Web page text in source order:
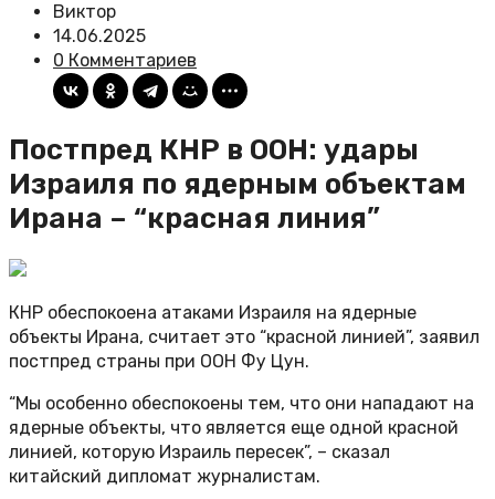
Виктор
14.06.2025
0 Комментариев
Постпред КНР в ООН: удары
Израиля по ядерным объектам
Ирана – “красная линия”
КНР обеспокоена атаками Израиля на ядерные
объекты Ирана, считает это “красной линией”, заявил
постпред страны при ООН Фу Цун.
“Мы особенно обеспокоены тем, что они нападают на
ядерные объекты, что является еще одной красной
линией, которую Израиль пересек”, – сказал
китайский дипломат журналистам.